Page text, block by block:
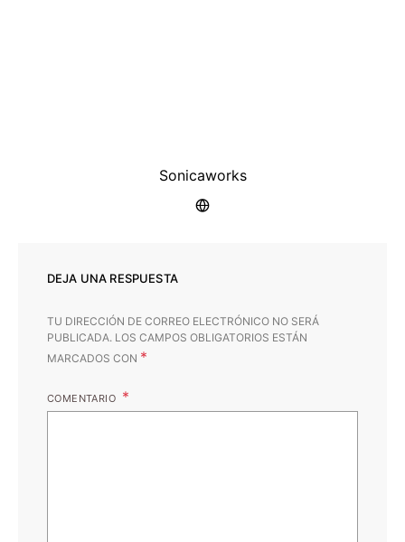
Sonicaworks
DEJA UNA RESPUESTA
TU DIRECCIÓN DE CORREO ELECTRÓNICO NO SERÁ
PUBLICADA. LOS CAMPOS OBLIGATORIOS ESTÁN
MARCADOS CON *
COMENTARIO